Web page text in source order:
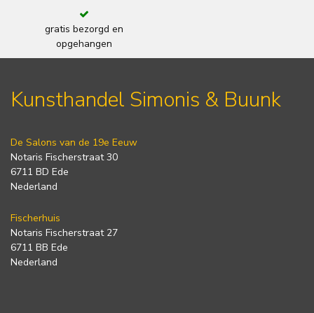
gratis bezorgd en
opgehangen
Kunsthandel Simonis & Buunk
De Salons van de 19e Eeuw
Notaris Fischerstraat 30
6711 BD Ede
Nederland
Fischerhuis
Notaris Fischerstraat 27
6711 BB Ede
Nederland